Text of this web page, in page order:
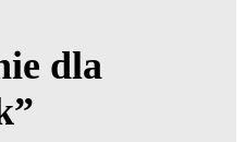
dla